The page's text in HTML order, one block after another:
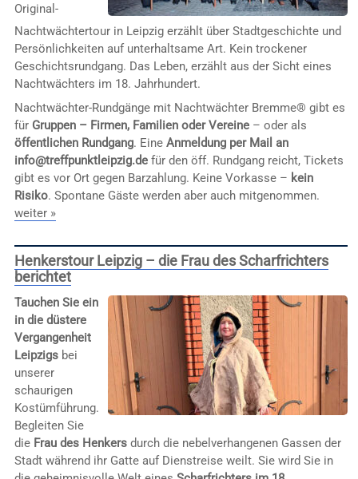
Original-
Nachtwächtertour in Leipzig erzählt über Stadtgeschichte und
Persönlichkeiten auf unterhaltsame Art. Kein trockener
Geschichtsrundgang. Das Leben, erzählt aus der Sicht eines
Nachtwächters im 18. Jahrhundert.
Nachtwächter-Rundgänge mit Nachtwächter Bremme® gibt es
für Gruppen – Firmen, Familien oder Vereine– oder als
öffentlichen Rundgang. Eine Anmeldung per Mail an
info@treffpunktleipzig.de für den öff. Rundgang reicht, Tickets
gibt es vor Ort gegen Barzahlung. Keine Vorkasse – kein
Risiko. Spontane Gäste werden aber auch mitgenommen.
weiter »
Henkerstour Leipzig – die Frau des Scharfrichters
berichtet
Tauchen Sie ein
in die düstere
Vergangenheit
Leipzigsbei
unserer
schaurigen
Kostümführung.
Begleiten Sie
die Frau des Henkersdurch die nebelverhangenen Gassen der
Stadt während ihr Gatte auf Dienstreise weilt. Sie wird Sie in